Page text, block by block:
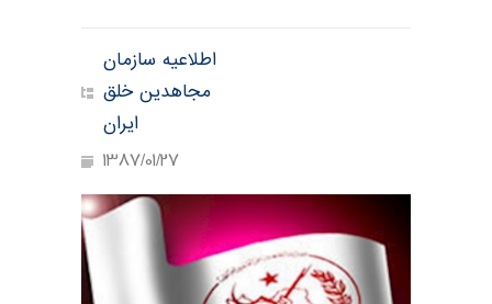
اطلاعیه سازمان
مجاهدین خلق
ایران
1387/01/27